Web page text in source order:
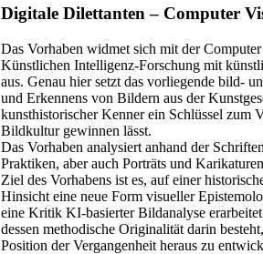
Digitale Dilettanten – Computer
Das Vorhaben widmet sich mit der
Künstlichen Intelligenz-Forschung mit
aus. Genau hier setzt das vorliegende bild-
und Erkennens von Bildern aus der
kunsthistorischer Kenner ein Schlüssel zum
Bildkultur gewinnen lässt.
Das Vorhaben analysiert anhand der
Praktiken, aber auch Porträts und
Ziel des Vorhabens ist es, auf einer
Hinsicht eine neue Form visueller
eine Kritik KI-basierter Bildanalyse
dessen methodische Originalität darin
Position der Vergangenheit heraus zu